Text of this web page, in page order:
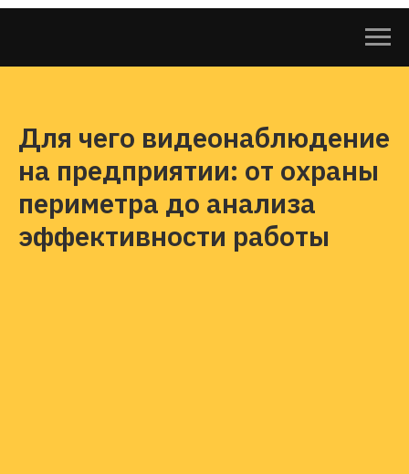
Для чего видеонаблюдение
на предприятии: от охраны
периметра до анализа
эффективности работы